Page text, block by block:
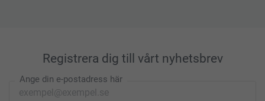
Registrera dig till vårt nyhetsbrev
Ange din e-postadress här